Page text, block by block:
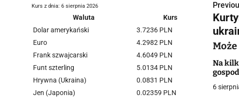
N
a
w
i
g
Na
6
Kurs z dnia: 6 sierpnia 2026
Waluta
Kurs
Dolar amerykański
3.7236 PLN
Euro
4.2982 PLN
Frank szwajcarski
4.6049 PLN
Funt szterling
5.0134 PLN
Hrywna (Ukraina)
0.0831 PLN
Jen (Japonia)
0.02359 PLN